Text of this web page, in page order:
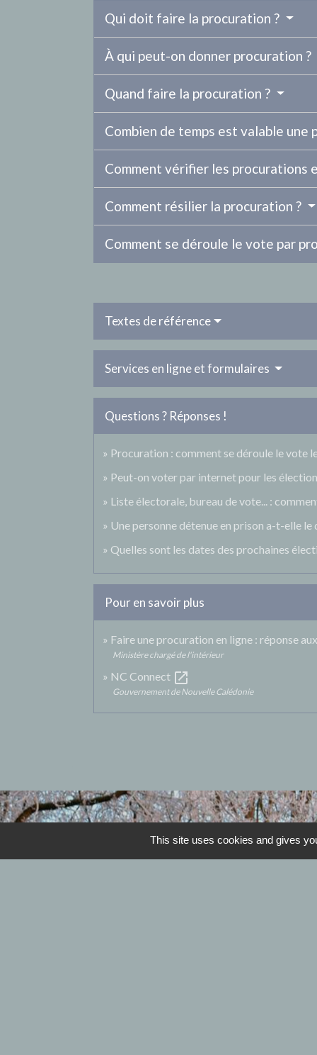
Qui doit faire la procuration ?
À qui peut-on donner procuration ?
Quand faire la procuration ?
Combien de temps est valable une
Comment vérifier les procurations
Comment résilier la procuration ?
Comment se déroule le vote par
Textes de référence
Services en ligne et formulaires
Questions ? Réponses !
Procuration : comment se déroule le vote
Peut-on voter par internet pour les
Liste électorale, bureau de vote... :
Une personne détenue en prison a-t-elle
Quelles sont les dates des prochaines
Pour en savoir plus
Faire une procuration en ligne : réponse
Ministère chargé de l'intérieur
NC Connect open_in_new
Gouvernement de Nouvelle Calédonie
This site uses cookies and gives